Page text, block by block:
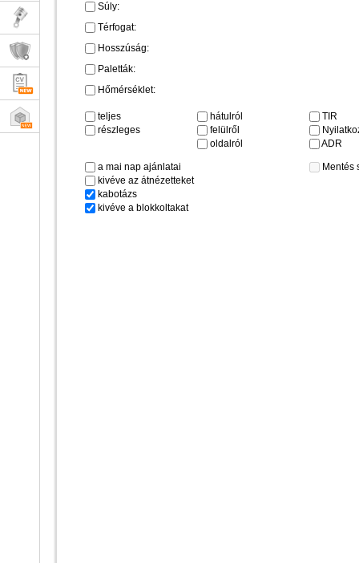
Súly:
Térfogat:
Hosszúság:
Paletták:
Hőmérséklet:
teljes
részleges
hátulról
felülről
oldalról
TIR
ADR
a mai nap ajánlatai
kivéve az átnézetteket
kabotázs
kivéve a blokkoltakat
Mentés